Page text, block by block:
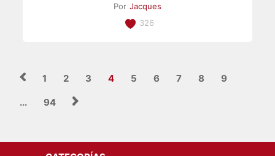
Por Jacques
326
1 2 3 4 5 6 7 8 9
... 94